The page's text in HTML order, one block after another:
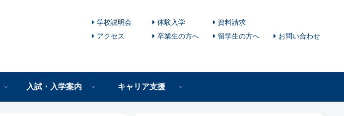
学校説明会 体験入学
資料請求
アクセス
卒業生の方へ 留学生の方へ お問い合わせ
入試・入学案内 キャリア支援